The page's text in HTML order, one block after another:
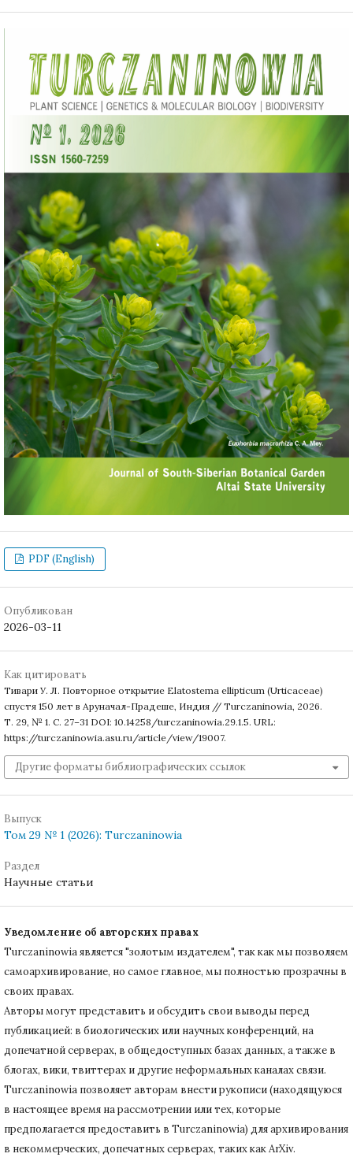
PDF (English)
Опубликован
2026-03-11
Как цитировать
Тивари У. Л. Повторное открытие Elatostema ellipticum (Urticaceae)
спустя 150 лет в Аруначал-Прадеше, Индия // Turczaninowia, 2026.
Т. 29, № 1. С. 27–31 DOI: 10.14258/turczaninowia.29.1.5. URL:
https://turczaninowia.asu.ru/article/view/19007.
Другие форматы библиографических ссылок
Выпуск
Том 29 № 1 (2026): Turczaninowia
Раздел
Научные статьи
Уведомление об авторских правах
Turczaninowiа является "золотым издателем", так как мы позволяем
самоархивирование, но самое главное, мы полностью прозрачны в
своих правах.
Авторы могут представить и обсудить свои выводы перед
публикацией: в биологических или научных конференций, на
допечатной серверах, в общедоступных базах данных, а также в
блогах, вики, твиттерах и другие неформальных каналах связи.
Turczaninowiа позволяет авторам внести рукописи (находящуюся
в настоящее время на рассмотрении или тех, которые
предполагается предоставить в Turczaninowia) для архивирования
в некоммерческих, допечатных серверах, таких как ArXiv.